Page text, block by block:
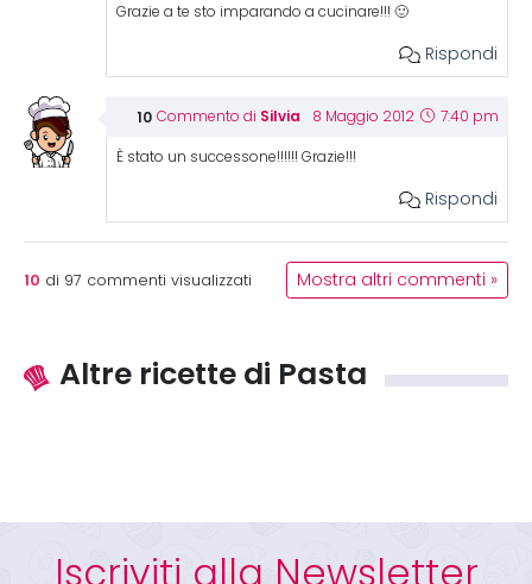
Grazie a te sto imparando a cucinare!!! 🙂
Rispondi
Commento di Silvia 8 Maggio 2012 7:40 pm
È stato un successone!!!!!! Grazie!!!
Rispondi
10 di 97 commenti visualizzati Mostra altri commenti »
Altre ricette di Pasta
Iscriviti alla Newsletter